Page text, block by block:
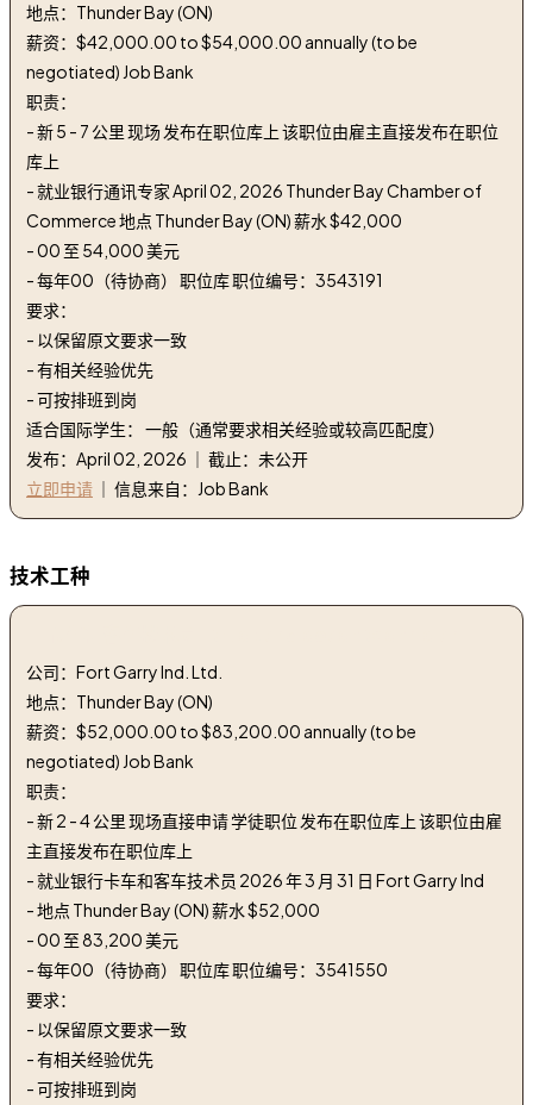
地点：Thunder Bay (ON)
薪资：$42,000.00 to $54,000.00 annually (to be
negotiated) Job Bank
职责：
- 新 5 - 7 公里 现场 发布在职位库上 该职位由雇主直接发布在职位
库上
- 就业银行通讯专家 April 02, 2026 Thunder Bay Chamber of
Commerce 地点 Thunder Bay (ON) 薪水 $42,000
- 00 至 54,000 美元
- 每年00（待协商） 职位库 职位编号：3543191
要求：
- 以保留原文要求一致
- 有相关经验优先
- 可按排班到岗
适合国际学生： 一般（通常要求相关经验或较高匹配度）
发布：April 02, 2026 ｜ 截止：未公开
立即申请 ｜ 信息来自：Job Bank
技术工种
公司：Fort Garry Ind. Ltd.
地点：Thunder Bay (ON)
薪资：$52,000.00 to $83,200.00 annually (to be
negotiated) Job Bank
职责：
- 新 2 - 4 公里 现场直接申请 学徒职位 发布在职位库上 该职位由雇
主直接发布在职位库上
- 就业银行卡车和客车技术员 2026 年 3 月 31 日 Fort Garry Ind
- 地点 Thunder Bay (ON) 薪水 $52,000
- 00 至 83,200 美元
- 每年00（待协商） 职位库 职位编号：3541550
要求：
- 以保留原文要求一致
- 有相关经验优先
- 可按排班到岗